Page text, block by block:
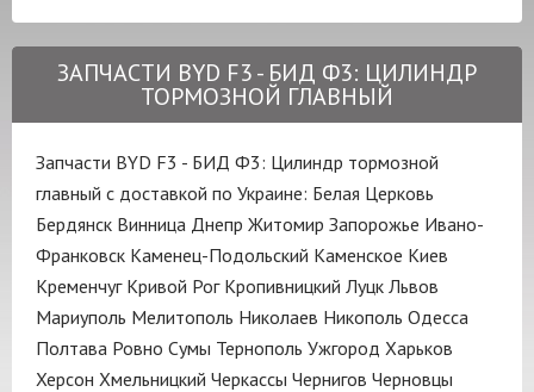
ЗАПЧАСТИ BYD F3 - БИД Ф3: ЦИЛИНДР
ТОРМОЗНОЙ ГЛАВНЫЙ
Запчасти BYD F3 - БИД Ф3: Цилиндр тормозной
главный с доставкой по Украине: Белая Церковь
Бердянск Винница Днепр Житомир Запорожье Ивано-
Франковск Каменец-Подольский Каменское Киев
Кременчуг Кривой Рог Кропивницкий Луцк Львов
Мариуполь Мелитополь Николаев Никополь Одесса
Полтава Ровно Сумы Тернополь Ужгород Харьков
Херсон Хмельницкий Черкассы Чернигов Черновцы